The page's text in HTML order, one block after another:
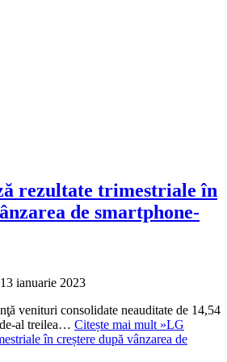
rezultate trimestriale în
de smartphone-
13 ianuarie 2023
venituri consolidate neauditate de 14,54
al treilea… Citește mai mult »LG
în creștere după vânzarea de